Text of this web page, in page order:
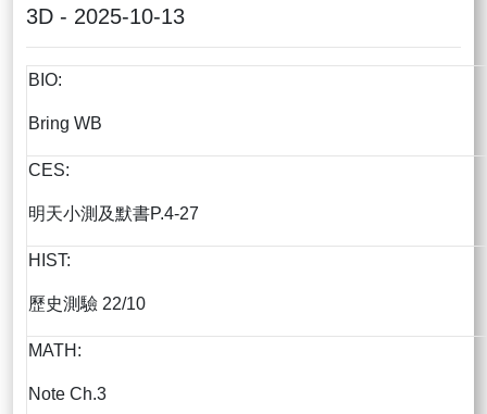
3D - 2025-10-13
BIO:
Bring WB
CES:
明天小測及默書P.4-27
HIST:
歷史測驗 22/10
MATH:
Note Ch.3